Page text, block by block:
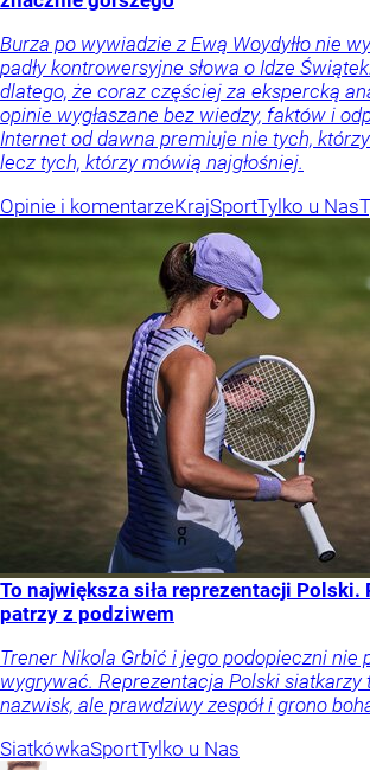
Burza po wywiadzie z Ewą Woydyłło nie
padły kontrowersyjne słowa o Idze
dlatego, że coraz częściej za ekspercką
opinie wygłaszane bez wiedzy, faktów i
Internet od dawna premiuje nie tych,
lecz tych, którzy mówią najgłośniej.
Opinie i komentarzeKrajSportTylko u Nas
To największa siła reprezentacji Polski.
patrzy z podziwem
Trener Nikola Grbić i jego podopieczni nie
wygrywać. Reprezentacja Polski siatkarzy
nazwisk, ale prawdziwy zespół i grono
SiatkówkaSportTylko u Nas